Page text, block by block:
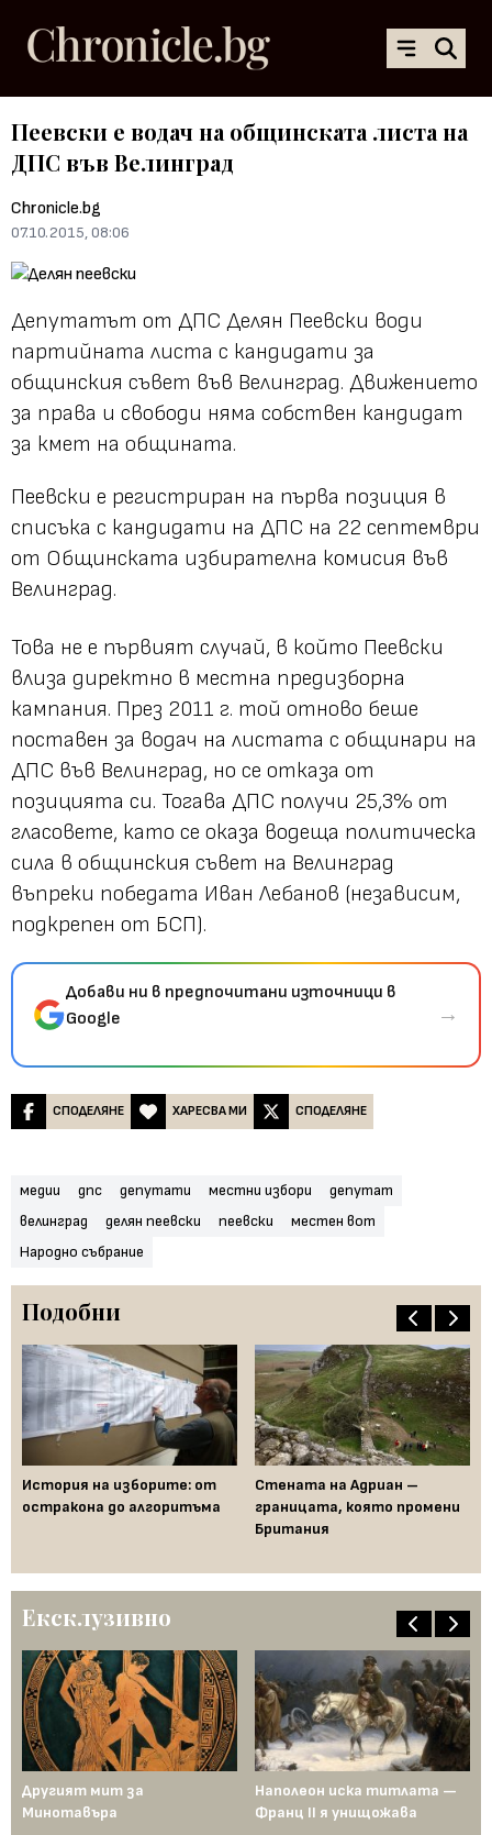
Пеевски е водач на общинската листа на
ДПС във Велинград
Chronicle.bg
07.10.2015, 08:06
Депутатът от ДПС Делян Пеевски води
партийната листа с кандидати за
общинския съвет във Велинград. Движението
за права и свободи няма собствен кандидат
за кмет на общината.
Пеевски е регистриран на първа позиция в
списъка с кандидати на ДПС на 22 септември
от Общинската избирателна комисия във
Велинград.
Това не е първият случай, в който Пеевски
влиза директно в местна предизборна
кампания. През 2011 г. той отново беше
поставен за водач на листата с общинари на
ДПС във Велинград, но се отказа от
позицията си. Тогава ДПС получи 25,3% от
гласовете, като се оказа водеща политическа
сила в общинския съвет на Велинград
въпреки победата Иван Лебанов (независим,
подкрепен от БСП).
Добави ни в предпочитани източници в
Google
→
СПОДЕЛЯНЕ ХАРЕСВА МИ СПОДЕЛЯНЕ
медии дпс депутати местни избори
депутат
велинград
делян пеевски пеевски
местен вот
Народно събрание
Подобни
История на изборите: от
остракона до алгоритъма
Стената на Адриан –
границата, която промени
Британия
Ексклузивно
Другият мит за
Минотавъра
Наполеон иска титлата —
Франц II я унищожава